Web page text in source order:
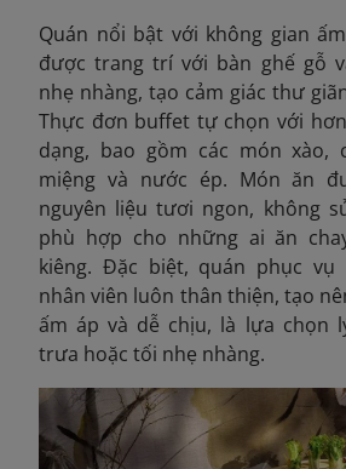
Quán nổi bật với không gian
được trang trí với bàn ghế gỗ
nhẹ nhàng, tạo cảm giác thư
Thực đơn buffet tự chọn với
dạng, bao gồm các món xào,
miệng và nước ép. Món ăn
nguyên liệu tươi ngon, không
phù hợp cho những ai ăn
kiêng. Đặc biệt, quán phục vụ
nhân viên luôn thân thiện, tạo
ấm áp và dễ chịu, là lựa chọn
trưa hoặc tối nhẹ nhàng.